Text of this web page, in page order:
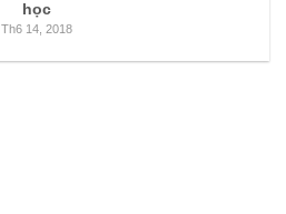
học
Th6 14, 2018